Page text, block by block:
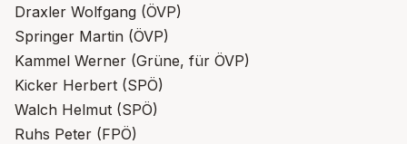
Draxler Wolfgang (ÖVP)
Springer Martin (ÖVP)
Kammel Werner (Grüne, für ÖVP)
Kicker Herbert (SPÖ)
Walch Helmut (SPÖ)
Ruhs Peter (FPÖ)